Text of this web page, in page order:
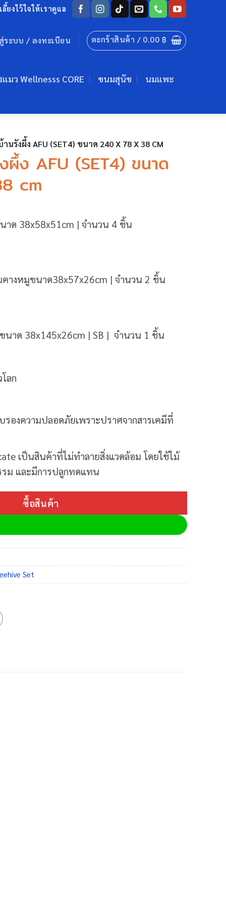
ยงไว้ใจให้เราดูแล
ระบบ / ลงทะเบียน ตะกร้าสินค้า / 0.00 ฿
มว Wellnesss CORE ขนมสุนัข นมแพะ
นรังผึ้ง AFU (SET4) ขนาด 240 X 78 X 38 CM
ผึ้ง AFU (SET4) ขนาด
cm
าด 38x58x51cm | จำนวน 4 ชิ้น
างหมูขนาด38x57x26cm | จำนวน 2 ชิ้น
นาด 38x145x26cm | SB | จำนวน 1 ชิ้น
ลก
รองความปลอดภัยเพราะปราศจากสารเคมีที่
เป็นสินค้าที่ไม่ทำลายสิ่งแวดล้อม โดยใช้ไม้
ม และมีการปลูกทดแทน
ซื้อสินค้า
Set